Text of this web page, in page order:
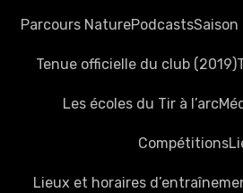
Parcours NaturePodcastsSaison
Tenue officielle du club (2019)
Les écoles du Tir à l’arc
Compétitions
Lieux et horaires